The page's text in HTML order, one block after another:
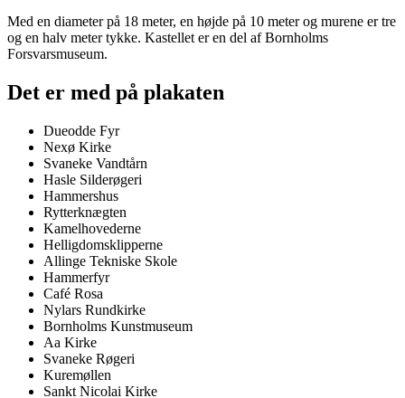
Med en diameter på 18 meter, en højde på 10 meter og murene er tre
og en halv meter tykke. Kastellet er en del af Bornholms
Forsvarsmuseum.
Det er med på plakaten
Dueodde Fyr
Nexø Kirke
Svaneke Vandtårn
Hasle Silderøgeri
Hammershus
Rytterknægten
Kamelhovederne
Helligdomsklipperne
Allinge Tekniske Skole
Hammerfyr
Café Rosa
Nylars Rundkirke
Bornholms Kunstmuseum
Aa Kirke
Svaneke Røgeri
Kuremøllen
Sankt Nicolai Kirke